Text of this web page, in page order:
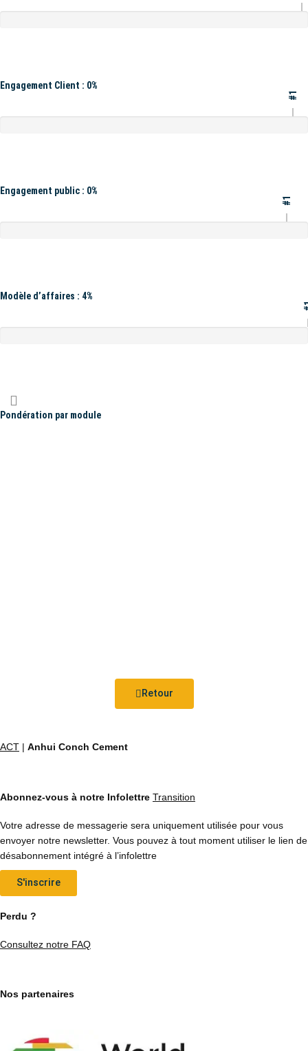
Engagement Client : 0%
#1
Engagement public : 0%
#1
Modèle d’affaires : 4%
Pondération par module
Retour
ACT | Anhui Conch Cement
Abonnez-vous à notre Infolettre Transition
Votre adresse de messagerie sera uniquement utilisée pour vous
envoyer notre newsletter. Vous pouvez à tout moment utiliser le lien de
désabonnement intégré à l’infolettre
S'inscrire
Perdu ?
Consultez notre FAQ
Nos partenaires